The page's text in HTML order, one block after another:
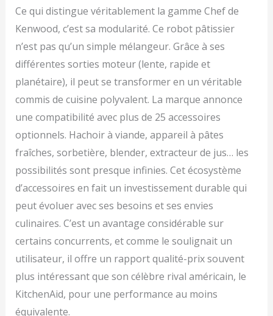
Ce qui distingue véritablement la gamme Chef de
Kenwood, c’est sa modularité. Ce robot pâtissier
n’est pas qu’un simple mélangeur. Grâce à ses
différentes sorties moteur (lente, rapide et
planétaire), il peut se transformer en un véritable
commis de cuisine polyvalent. La marque annonce
une compatibilité avec plus de 25 accessoires
optionnels. Hachoir à viande, appareil à pâtes
fraîches, sorbetière, blender, extracteur de jus… les
possibilités sont presque infinies. Cet écosystème
d’accessoires en fait un investissement durable qui
peut évoluer avec ses besoins et ses envies
culinaires. C’est un avantage considérable sur
certains concurrents, et comme le soulignait un
utilisateur, il offre un rapport qualité-prix souvent
plus intéressant que son célèbre rival américain, le
KitchenAid, pour une performance au moins
équivalente.